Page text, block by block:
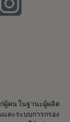
ผู้คน ในฐานะผู้ผลิต
ละระบบการกรอง